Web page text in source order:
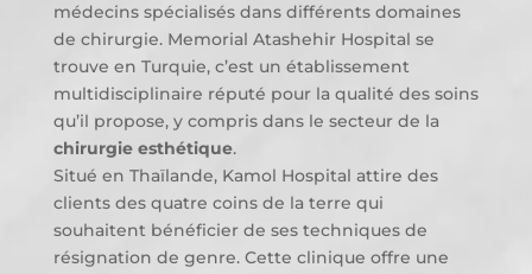
médecins spécialisés dans différents domaines
de chirurgie. Memorial Atashehir Hospital se
trouve en Turquie, c’est un établissement
multidisciplinaire réputé pour la qualité des soins
qu’il propose, y compris dans le secteur de la
chirurgie esthétique.
Situé en Thaïlande, Kamol Hospital attire des
clients des quatre coins de la terre qui
souhaitent bénéficier de ses techniques de
résignation de genre. Cette clinique offre une